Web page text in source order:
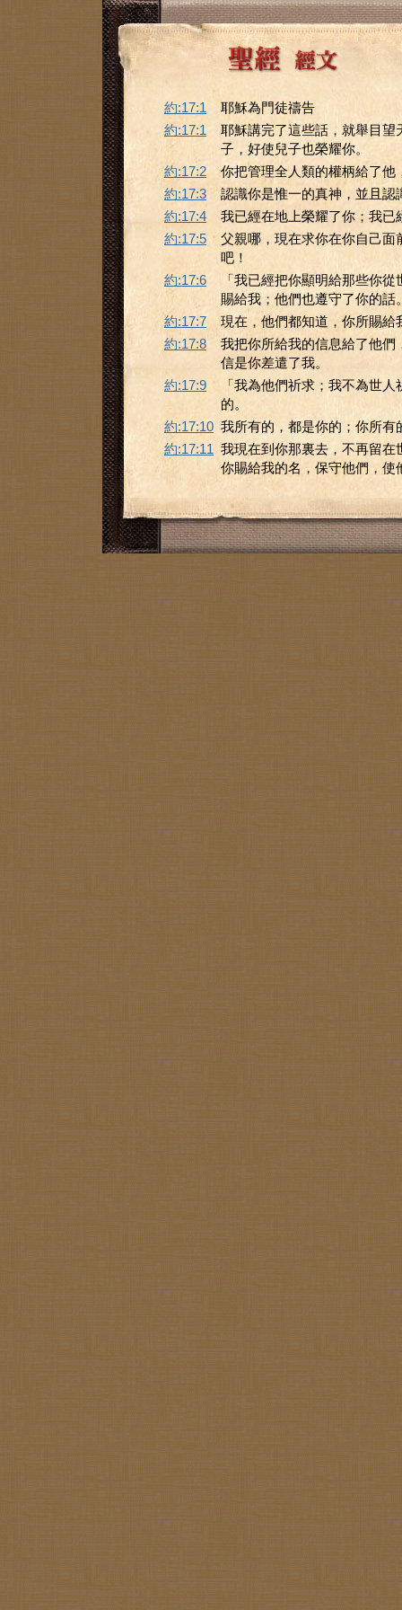
約:17:1
耶穌為門徒禱告
約:17:1
耶穌講完了這些話，就舉目
子，好使兒子也榮耀你。
約:17:2
你把管理全人類的權柄給了
約:17:3
認識你是惟一的真神，並且
約:17:4
我已經在地上榮耀了你；我
約:17:5
父親哪，現在求你在你自己
吧！
約:17:6
「我已經把你顯明給那些你
賜給我；他們也遵守了你的話
約:17:7
現在，他們都知道，你所賜給
約:17:8
我把你所給我的信息給了他
信是你差遣了我。
約:17:9
「我為他們祈求；我不為世
的。
約:17:10 我所有的，都是你的；你所
約:17:11 我現在到你那裏去，不再留
你賜給我的名，保守他們，